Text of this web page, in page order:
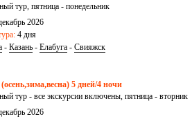
тур, пятница - понедельник
2026
4 дня
- Казань - Елабуга - Свияжск
5 дней/4 ночи
тур - все экскурсии включены, пятница - вторник
2026